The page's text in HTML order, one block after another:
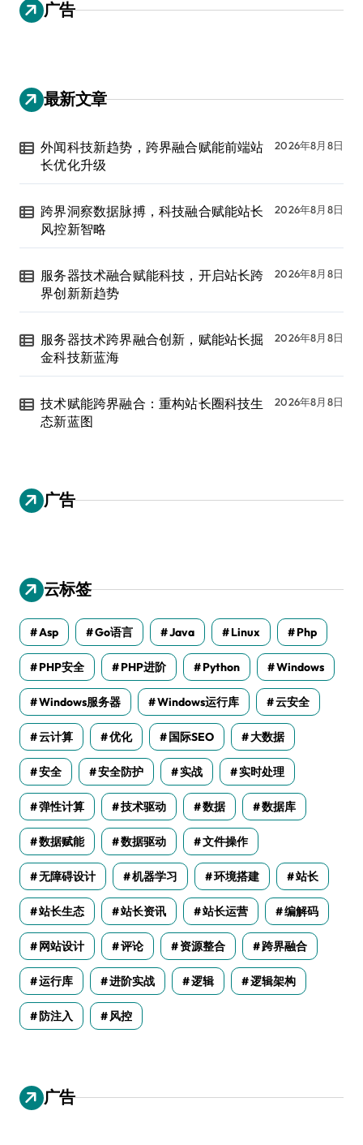
广告
最新文章
外闻科技新趋势，跨界融合赋能前端站
长优化升级
2026年8月8日
跨界洞察数据脉搏，科技融合赋能站长
风控新智略
2026年8月8日
服务器技术融合赋能科技，开启站长跨
界创新新趋势
2026年8月8日
服务器技术跨界融合创新，赋能站长掘
金科技新蓝海
2026年8月8日
技术赋能跨界融合：重构站长圈科技生
态新蓝图
2026年8月8日
广告
云标签
Asp Go语言 Java Linux Php
PHP安全 PHP进阶 Python Windows
Windows服务器 Windows运行库 云安全
云计算 优化 国际SEO 大数据
安全 安全防护 实战 实时处理
弹性计算 技术驱动 数据 数据库
数据赋能 数据驱动 文件操作
无障碍设计 机器学习 环境搭建 站长
站长生态 站长资讯 站长运营 编解码
网站设计 评论 资源整合 跨界融合
运行库 进阶实战 逻辑 逻辑架构
防注入 风控
广告